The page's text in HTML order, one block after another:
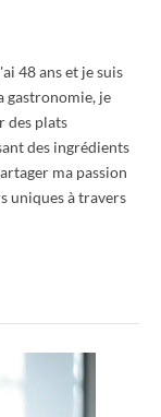
48 ans et je suis
gastronomie, je
des plats
des ingrédients
ma passion
uniques à travers